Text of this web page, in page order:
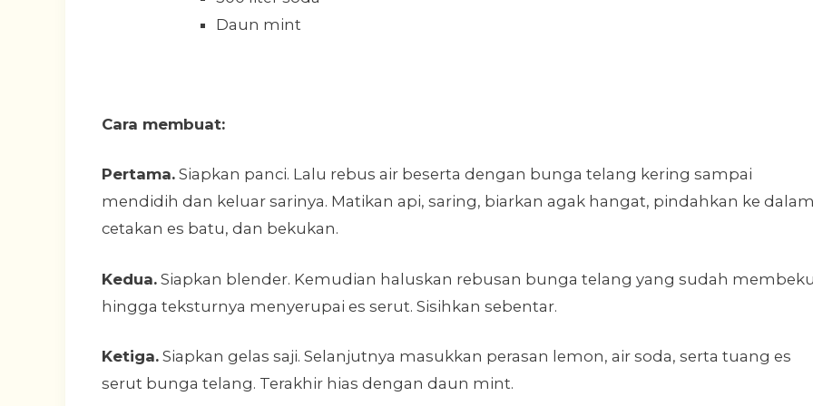
Daun mint
Cara membuat:
Pertama. Siapkan panci. Lalu rebus air beserta dengan bunga telang kering sampai
mendidih dan keluar sarinya. Matikan api, saring, biarkan agak hangat, pindahkan ke
cetakan es batu, dan bekukan.
Kedua. Siapkan blender. Kemudian haluskan rebusan bunga telang yang sudah
hingga teksturnya menyerupai es serut. Sisihkan sebentar.
Ketiga. Siapkan gelas saji. Selanjutnya masukkan perasan lemon, air soda, serta tuang es
serut bunga telang. Terakhir hias dengan daun mint.